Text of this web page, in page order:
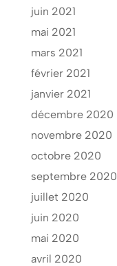
juin 2021
mai 2021
mars 2021
février 2021
janvier 2021
décembre 2020
novembre 2020
octobre 2020
septembre 2020
juillet 2020
juin 2020
mai 2020
avril 2020